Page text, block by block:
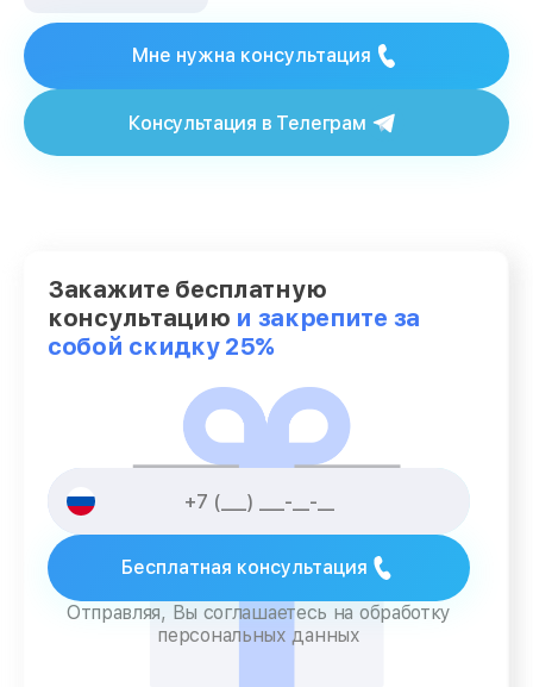
Мне нужна консультация
Консультация в Телеграм
Закажите бесплатную
консультацию и закрепите за
собой скидку 25%
Бесплатная консультация
Отправляя, Вы соглашаетесь на обработку
персональных данных